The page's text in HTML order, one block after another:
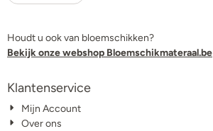
Houdt u ook van bloemschikken?
Bekijk onze webshop Bloemschikmateraal.be
Klantenservice
Mijn Account
Over ons